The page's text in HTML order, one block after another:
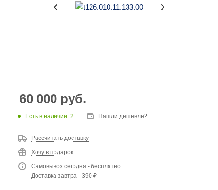
60 000 руб.
Есть в наличии: 2 Нашли дешевле?
Рассчитать доставку
Хочу в подарок
Самовывоз сегодня - бесплатно
Доставка завтра - 390 ₽